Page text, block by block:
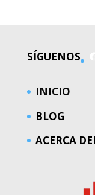
SÍGUENOS
INICIO
BLOG
ACERCA